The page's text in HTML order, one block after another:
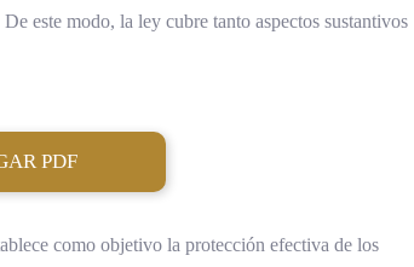
De este modo, la ley cubre tanto aspectos sustantivos
PDF
como objetivo la protección efectiva de los